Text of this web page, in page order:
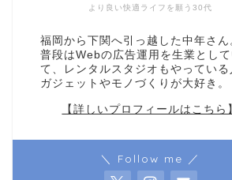
より良い快適ライフを願う30代
福岡から下関へ引っ越した中年さん
普段はWebの広告運用を生業とし
て、レンタルスタジオもやっている
ガジェットやモノづくりが大好き。
【詳しいプロフィールはこちら
＼ Follow me ／